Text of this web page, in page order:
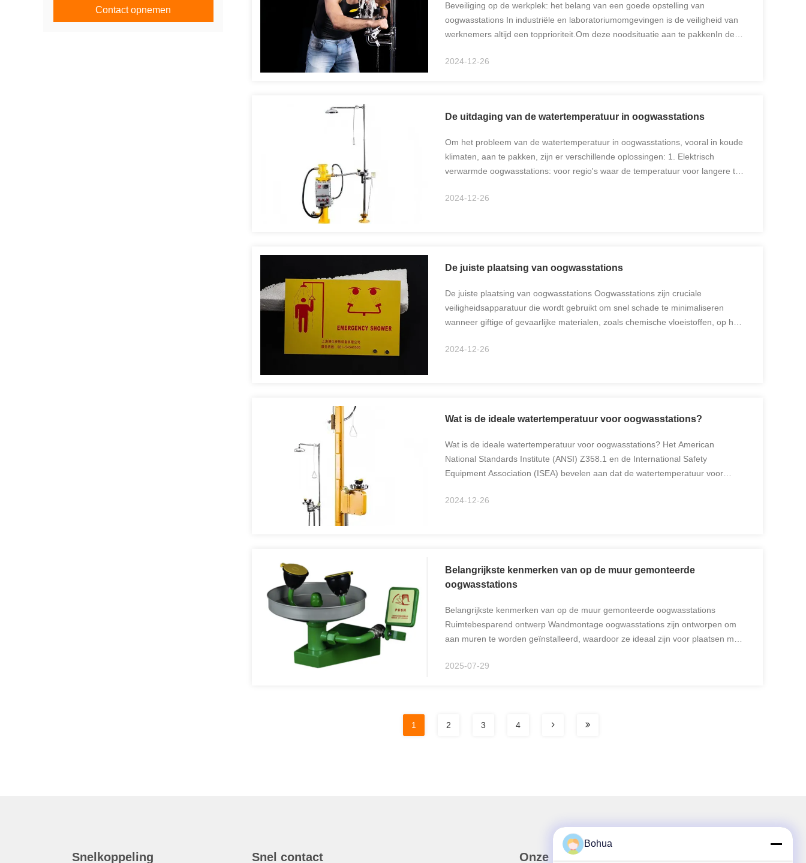
Contact opnemen
Beveiliging op de werkplek: het belang van een goede opstelling van
oogwasstations In industriële en laboratoriumomgevingen is de veiligheid van
werknemers altijd een topprioriteit.Om deze noodsituatie aan te pakkenIn de
werkplek ...
2024-12-26
De uitdaging van de watertemperatuur in oogwasstations
Om het probleem van de watertemperatuur in oogwasstations, vooral in koude
klimaten, aan te pakken, zijn er verschillende oplossingen: 1. Elektrisch
verwarmde oogwasstations: voor regio's waar de temperatuur voor langere tijd
2024-12-26
De juiste plaatsing van oogwasstations
De juiste plaatsing van oogwasstations Oogwasstations zijn cruciale
veiligheidsapparatuur die wordt gebruikt om snel schade te minimaliseren
wanneer giftige of gevaarlijke materialen, zoals chemische vloeistoffen, op het
geval ...
2024-12-26
Wat is de ideale watertemperatuur voor oogwasstations?
Wat is de ideale watertemperatuur voor oogwasstations? Het American
National Standards Institute (ANSI) Z358.1 en de International Safety
Equipment Association (ISEA) bevelen aan dat de watertemperatuur voor
wordt beschouwd als ...
2024-12-26
Belangrijkste kenmerken van op de muur gemonteerde
oogwasstations
Belangrijkste kenmerken van op de muur gemonteerde oogwasstations
Ruimtebesparend ontwerp Wandmontage oogwasstations zijn ontworpen om
aan muren te worden geïnstalleerd, waardoor ze ideaal zijn voor plaatsen met
vormgeving ...
2025-07-29
1 2 3 4
Snelkoppeling Snel contact Onze Nieuwsbrief
Bohua